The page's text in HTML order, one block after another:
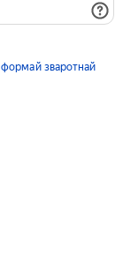
формай зваротнай